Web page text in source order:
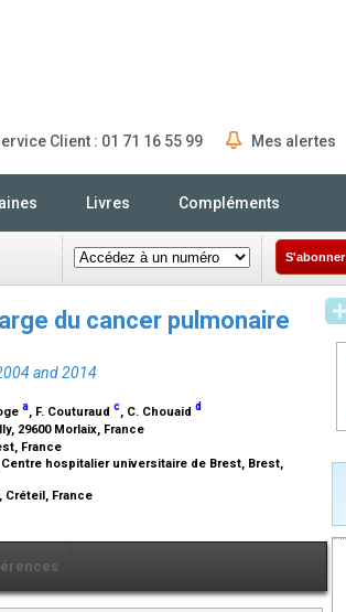
Client : 01 71 16 55 99 Mes alertes
Livres Compléments
S'abonner
du cancer pulmonaire
and 2014
a, F. Couturaud c, C. Chouaid d
29600 Morlaix, France
France
hospitalier universitaire de Brest, Brest,
France